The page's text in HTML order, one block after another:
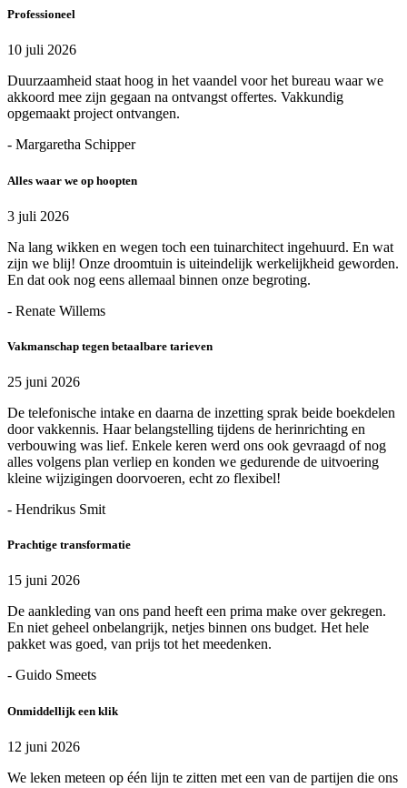
Professioneel
10 juli 2026
Duurzaamheid staat hoog in het vaandel voor het bureau waar we
akkoord mee zijn gegaan na ontvangst offertes. Vakkundig
opgemaakt project ontvangen.
- Margaretha Schipper
Alles waar we op hoopten
3 juli 2026
Na lang wikken en wegen toch een tuinarchitect ingehuurd. En wat
zijn we blij! Onze droomtuin is uiteindelijk werkelijkheid geworden.
En dat ook nog eens allemaal binnen onze begroting.
- Renate Willems
Vakmanschap tegen betaalbare tarieven
25 juni 2026
De telefonische intake en daarna de inzetting sprak beide boekdelen
door vakkennis. Haar belangstelling tijdens de herinrichting en
verbouwing was lief. Enkele keren werd ons ook gevraagd of nog
alles volgens plan verliep en konden we gedurende de uitvoering
kleine wijzigingen doorvoeren, echt zo flexibel!
- Hendrikus Smit
Prachtige transformatie
15 juni 2026
De aankleding van ons pand heeft een prima make over gekregen.
En niet geheel onbelangrijk, netjes binnen ons budget. Het hele
pakket was goed, van prijs tot het meedenken.
- Guido Smeets
Onmiddellijk een klik
12 juni 2026
We leken meteen op één lijn te zitten met een van de partijen die ons